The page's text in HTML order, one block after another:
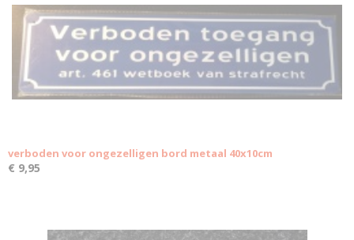
verboden voor ongezelligen bord metaal 40x10cm
€ 9,95